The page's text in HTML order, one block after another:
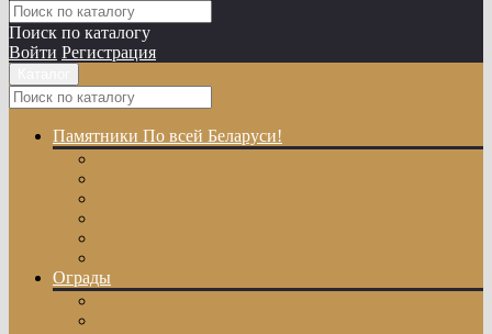
Поиск по каталогу
Войти Регистрация
Памятники По всей Беларуси!
Ограды